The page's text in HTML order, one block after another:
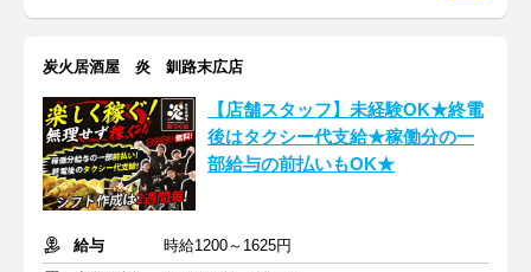
炭火居酒屋 炎 釧路末広店
【店舗スタッフ】未経験OK★終電
後はタクシー代支給★稼働分の一
部給与の前払いもOK★
給与
時給1200～1625円